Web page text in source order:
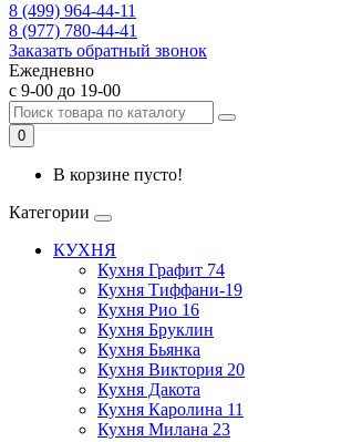
8 (499) 964-44-11
8 (977) 780-44-41
Заказать обратный звонок
Ежедневно
с 9-00 до 19-00
0
В корзине пусто!
Категории
КУХНЯ
Кухня Графит 74
Кухня Тиффани-19
Кухня Рио 16
Кухня Бруклин
Кухня Бьянка
Кухня Виктория 20
Кухня Дакота
Кухня Каролина 11
Кухня Милана 23